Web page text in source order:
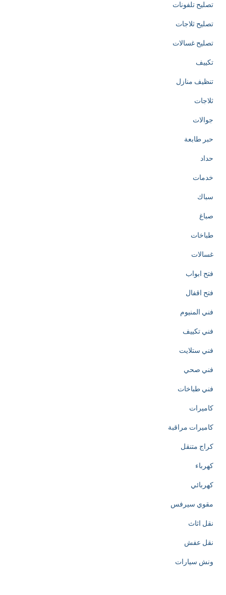
c
a
e
d
o
h
e
c
e
a
o
n
o
h
p
s
w
w
تصليح تلفونات
تصليح ثلاجات
تصليح غسالات
تكييف
تنظيف منازل
ثلاجات
جوالات
حبر طابعة
حداد
خدمات
سباك
صباغ
طباخات
غسالات
فتح ابواب
فتح اقفال
فني المنيوم
فني تكييف
فني ستلايت
فني صحي
فني طباخات
كاميرات
كاميرات مراقبة
كراج متنقل
كهرباء
كهربائي
مقوي سيرفس
نقل اثاث
نقل عفش
ونش سيارات